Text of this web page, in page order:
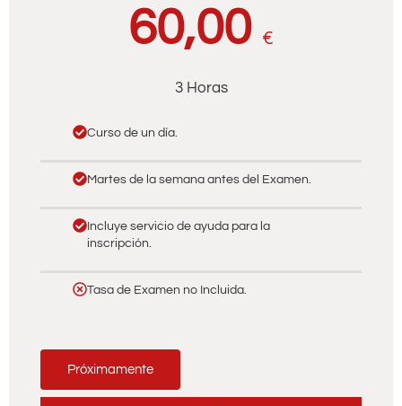
60,00 €
3 Horas
Curso de un día.
Martes de la semana antes del Examen.
Incluye servicio de ayuda para la
inscripción.
Tasa de Examen no Incluida.
Próximamente